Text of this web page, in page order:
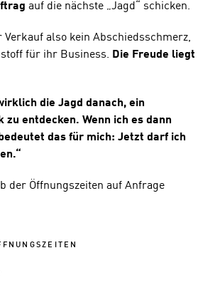
auf die nächste „Jagd“ schicken.
Verkauf also kein Abschiedsschmerz,
für ihr Business. Die Freude liegt
die Jagd danach, ein
zu entdecken. Wenn ich es dann
das für mich: Jetzt darf ich
der Öffnungszeiten auf Anfrage